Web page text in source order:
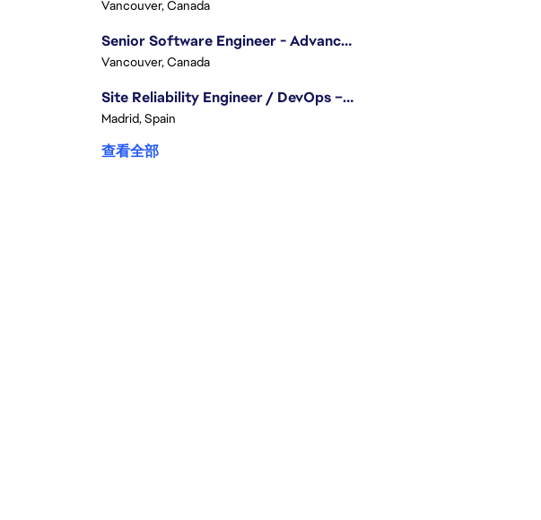
Vancouver, Canada
Senior Software Engineer - Advanced Technology Group
Vancouver, Canada
Site Reliability Engineer / DevOps – Localization
Madrid, Spain
查看全部